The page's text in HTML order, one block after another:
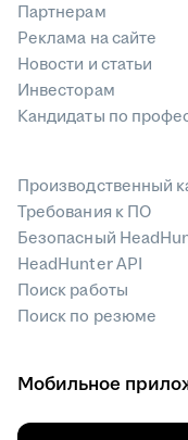
Партнерам
Реклама на сайте
Новости и статьи
Инвесторам
Кандидаты по
Производственный
Требования к ПО
Безопасный
HeadHunter API
Поиск работы
Поиск по резюме
Мобильное